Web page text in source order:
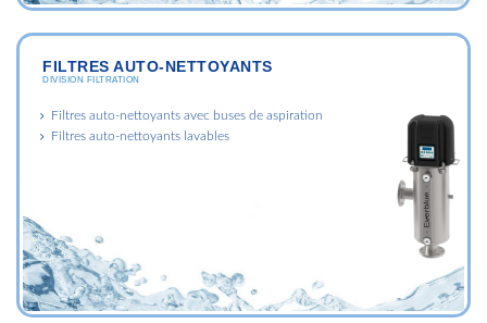
FILTRES AUTO-NETTOYANTS
DIVISION FILTRATION
Filtres auto-nettoyants avec buses de aspiration
Filtres auto-nettoyants lavables